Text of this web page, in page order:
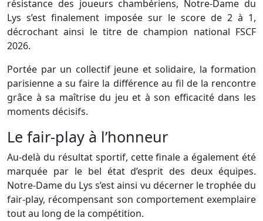
résistance des joueurs chambériens, Notre-Dame du
Lys s’est finalement imposée sur le score de 2 à 1,
décrochant ainsi le titre de champion national FSCF
2026.
Portée par un collectif jeune et solidaire, la formation
parisienne a su faire la différence au fil de la rencontre
grâce à sa maîtrise du jeu et à son efficacité dans les
moments décisifs.
Le fair-play à l’honneur
Au-delà du résultat sportif, cette finale a également été
marquée par le bel état d’esprit des deux équipes.
Notre-Dame du Lys s’est ainsi vu décerner le trophée du
fair-play, récompensant son comportement exemplaire
tout au long de la compétition.